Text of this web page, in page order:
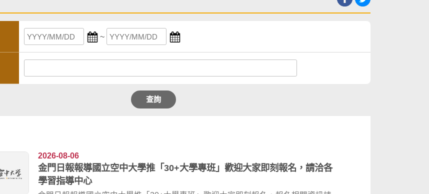
~
查詢
2026-08-06
金門日報報導國立空中大學推「30+大學專班」歡迎大家即刻報名，請洽各
學習指導中心